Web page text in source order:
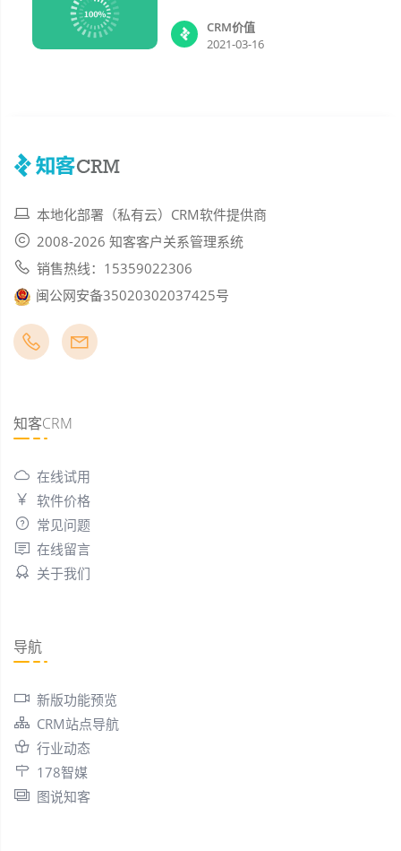
CRM价值
2021-03-16
本地化部署（私有云）CRM软件提供商
2008-2026 知客客户关系管理系统
销售热线：15359022306
闽公网安备35020302037425号
知客CRM
在线试用
软件价格
常见问题
在线留言
关于我们
导航
新版功能预览
CRM站点导航
行业动态
178智媒
图说知客